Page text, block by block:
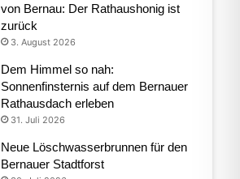
von Bernau: Der Rathaushonig ist
zurück
3. August 2026
Dem Himmel so nah:
Sonnenfinsternis auf dem Bernauer
Rathausdach erleben
31. Juli 2026
Neue Löschwasserbrunnen für den
Bernauer Stadtforst